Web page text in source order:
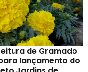
de Gramado
lançamento do